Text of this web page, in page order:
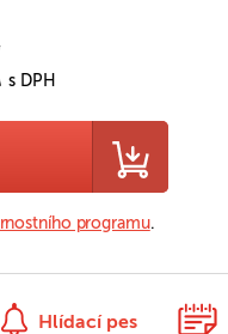
s DPH
programu.
Hlídací pes